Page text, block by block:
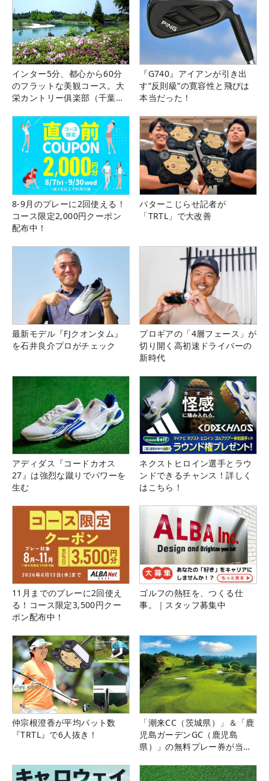
インター5分、都心から60分
のフラットな美観コース。大
栄カントリー俱楽部（千葉
『G740』アイアンが引き出
す“反則級”の寛容性と飛びは
本当だった！
8-9月のプレーに2回使える！
コース限定2,000円クーポン
配布中！
パターこじらせ記者が
「TRTL」で大改善
最新モデル『FJクオンタム』
を石井良介プロがチェック
プロギアの「4層フェース」が
切り開く高初速ドライバーの
新時代
アディダス『コードカオス
27』は強烈な蹴りでパワーを
生む
ネクストヒロイン選手とラウ
ンドできるチャンス！詳しく
はこちら！
11月までのプレーに2回使え
る！コース限定3,500円クー
ポン配布中！
ゴルフの熱狂を、つくる仕
事。｜スタッフ募集中
仲宗根澄香が平均パット数
『TRTL』で6人抜き！
「潮来CC（茨城県）」＆「鹿
児島ガーデンGC（鹿児島
県）」の無料プレー券が当た